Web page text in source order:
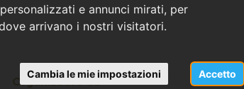
e annunci mirati, per
arrivano i nostri visitatori.
Accetto
Cambia le mie impostazioni
Organizzato da